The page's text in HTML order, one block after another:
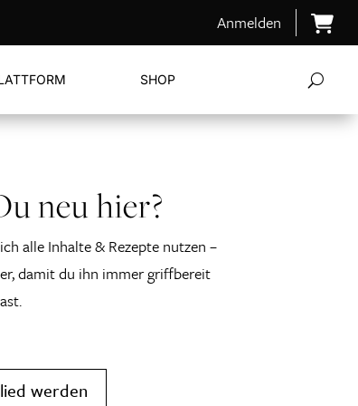
Anmelden
SHOP
neu hier?
alle Inhalte & Rezepte nutzen –
damit du ihn immer griffbereit
werden